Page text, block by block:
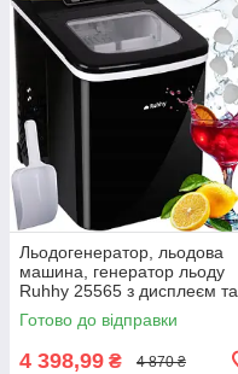
Льодогенератор, льодова
машина, генератор льоду
Ruhhy 25565 з дисплеєм та
таймером
Готово до відправки
4 398,99 ₴ 4 870 ₴